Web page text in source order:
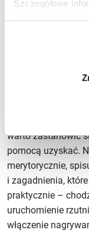
Szczegółowe
słuchacza i
Jak
meeting,
warto zastanowić
pomocą uzyskać.
merytorycznie,
i zagadnienia,
praktycznie –
uruchomienie
włączenie